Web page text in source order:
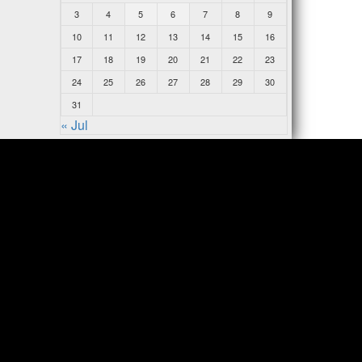
3
4 5 6 7 8
9
10
11 12 13 14 15
16
17
18 19 20 21 22
23
24
25 26 27 28 29
30
31
« Jul